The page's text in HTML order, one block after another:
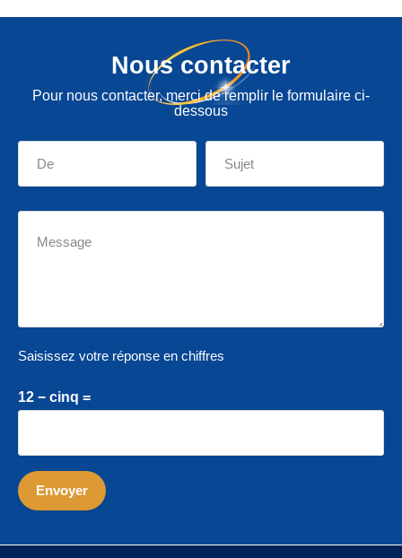
Nous contacter
Pour nous contacter, merci de remplir le formulaire ci-
dessous
Saisissez votre réponse en chiffres
12 − cinq =